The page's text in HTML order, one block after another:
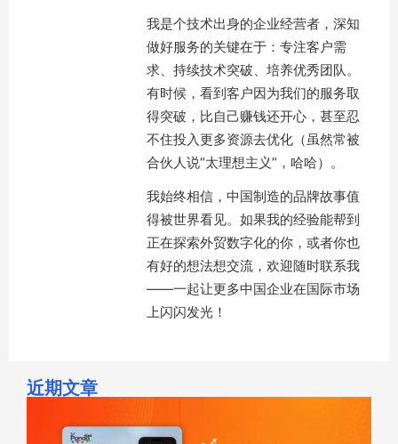
我是个技术出身的企业经营者，深知
做好服务的关键在于：专注客户需
求、持续技术突破、培养优秀团队。
有时候，看到客户因为我们的服务取
得突破，比自己赚钱还开心，甚至忍
不住投入更多资源去优化（虽然常被
合伙人说“太理想主义”，哈哈）。
我始终相信，中国制造的品牌故事值
得被世界看见。如果我的经验能帮到
正在探索外贸数字化的你，或者你也
有好的想法想交流，欢迎随时联系我
——一起让更多中国企业在国际市场
上闪闪发光！
近期文章